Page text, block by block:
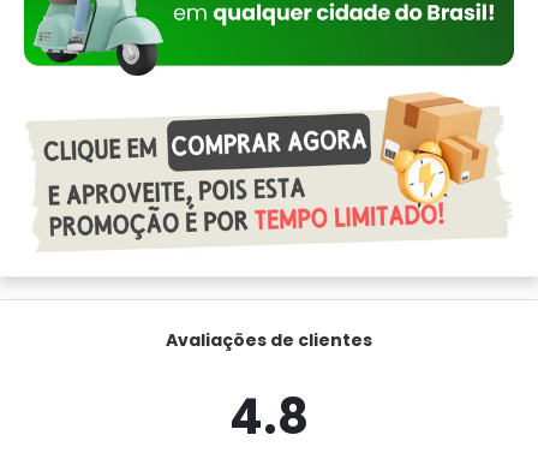
Avaliações de clientes
4.8